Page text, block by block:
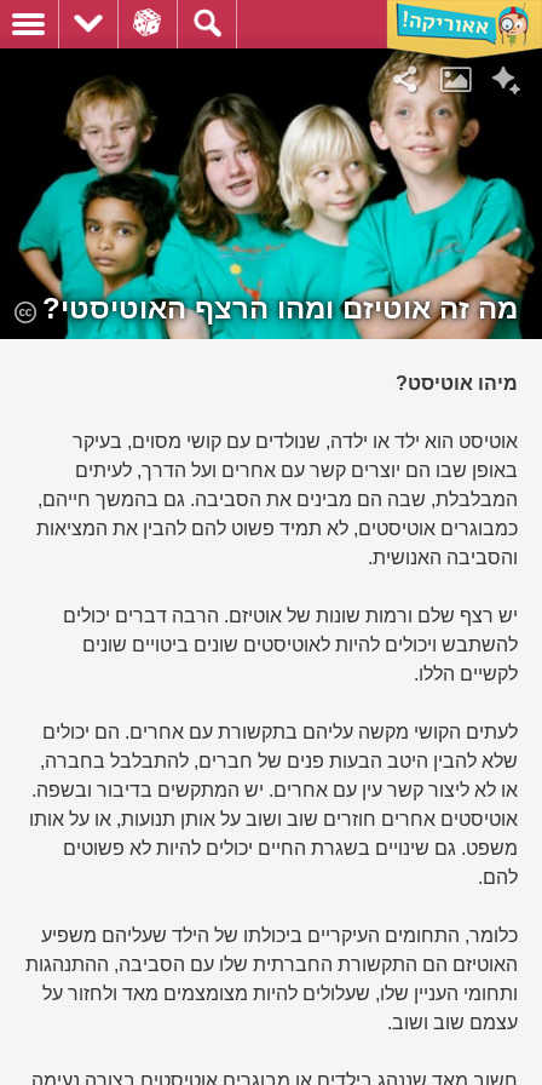
מה זה אוטיזם ומהו הרצף האוטיסטי?
מיהו אוטיסט?
אוטיסט הוא ילד או ילדה, שנולדים עם קושי מסוים, בעיקר
באופן שבו הם יוצרים קשר עם אחרים ועל הדרך, לעיתים
המבלבלת, שבה הם מבינים את הסביבה. גם בהמשך חייהם,
כמבוגרים אוטיסטים, לא תמיד פשוט להם להבין את המציאות
והסביבה האנושית.
יש רצף שלם ורמות שונות של אוטיזם. הרבה דברים יכולים
להשתבש ויכולים להיות לאוטיסטים שונים ביטויים שונים
לקשיים הללו.
לעתים הקושי מקשה עליהם בתקשורת עם אחרים. הם יכולים
שלא להבין היטב הבעות פנים של חברים, להתבלבל בחברה,
או לא ליצור קשר עין עם אחרים. יש המתקשים בדיבור ובשפה.
אוטיסטים אחרים חוזרים שוב ושוב על אותן תנועות, או על אותו
משפט. גם שינויים בשגרת החיים יכולים להיות לא פשוטים
להם.
כלומר, התחומים העיקריים ביכולתו של הילד שעליהם משפיע
האוטיזם הם התקשורת החברתית שלו עם הסביבה, ההתנהגות
ותחומי העניין שלו, שעלולים להיות מצומצמים מאד ולחזור על
עצמם שוב ושוב.
חשוב מאד שננהג בילדים או מבוגרים אוטיסטים בצורה נעימה